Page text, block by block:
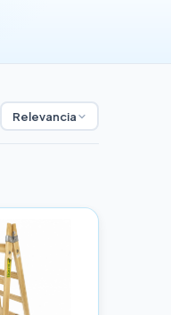
Relevancia